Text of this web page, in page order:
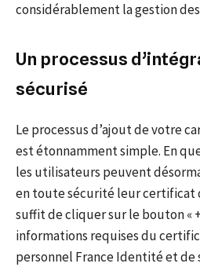
considérablement la gestion
Un processus
sécurisé
Le processus d’ajout de votre
est étonnamment simple. En
les utilisateurs peuvent
en toute sécurité leur certificat
suffit de cliquer sur le bouton «
informations requises du
personnel France Identité et de